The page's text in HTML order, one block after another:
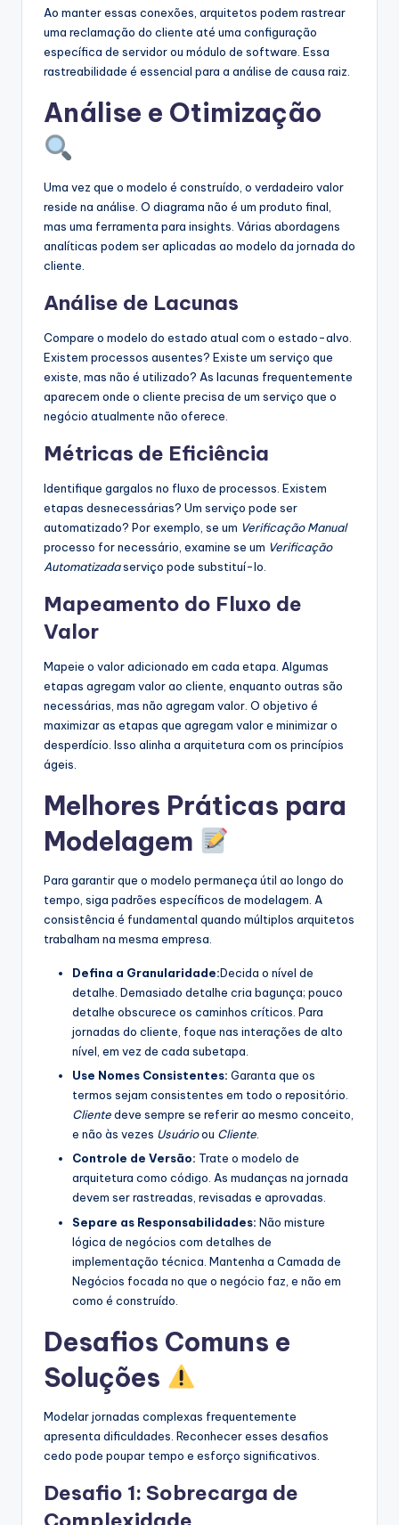
Ao manter essas conexões, arquitetos podem rastrear
uma reclamação do cliente até uma configuração
específica de servidor ou módulo de software. Essa
rastreabilidade é essencial para a análise de causa raiz.
Análise e Otimização
Uma vez que o modelo é construído, o verdadeiro valor
reside na análise. O diagrama não é um produto final,
mas uma ferramenta para insights. Várias abordagens
analíticas podem ser aplicadas ao modelo da jornada do
cliente.
Análise de Lacunas
Compare o modelo do estado atual com o estado-alvo.
Existem processos ausentes? Existe um serviço que
existe, mas não é utilizado? As lacunas frequentemente
aparecem onde o cliente precisa de um serviço que o
negócio atualmente não oferece.
Métricas de Eficiência
Identifique gargalos no fluxo de processos. Existem
etapas desnecessárias? Um serviço pode ser
automatizado? Por exemplo, se um Verificação Manual
processo for necessário, examine se um Verificação
Automatizadaserviço pode substituí-lo.
Mapeamento do Fluxo de
Valor
Mapeie o valor adicionado em cada etapa. Algumas
etapas agregam valor ao cliente, enquanto outras são
necessárias, mas não agregam valor. O objetivo é
maximizar as etapas que agregam valor e minimizar o
desperdício. Isso alinha a arquitetura com os princípios
ágeis.
Melhores Práticas para
Modelagem
Para garantir que o modelo permaneça útil ao longo do
tempo, siga padrões específicos de modelagem. A
consistência é fundamental quando múltiplos arquitetos
trabalham na mesma empresa.
Defina a Granularidade:Decida o nível de
detalhe. Demasiado detalhe cria bagunça; pouco
detalhe obscurece os caminhos críticos. Para
jornadas do cliente, foque nas interações de alto
nível, em vez de cada subetapa.
Use Nomes Consistentes: Garanta que os
termos sejam consistentes em todo o repositório.
Clientedeve sempre se referir ao mesmo conceito,
e não às vezes Usuárioou Cliente.
Controle de Versão: Trate o modelo de
arquitetura como código. As mudanças na jornada
devem ser rastreadas, revisadas e aprovadas.
Separe as Responsabilidades: Não misture
lógica de negócios com detalhes de
implementação técnica. Mantenha a Camada de
Negócios focada no que o negócio faz, e não em
como é construído.
Desafios Comuns e
Soluções
Modelar jornadas complexas frequentemente
apresenta dificuldades. Reconhecer esses desafios
cedo pode poupar tempo e esforço significativos.
Desafio 1: Sobrecarga de